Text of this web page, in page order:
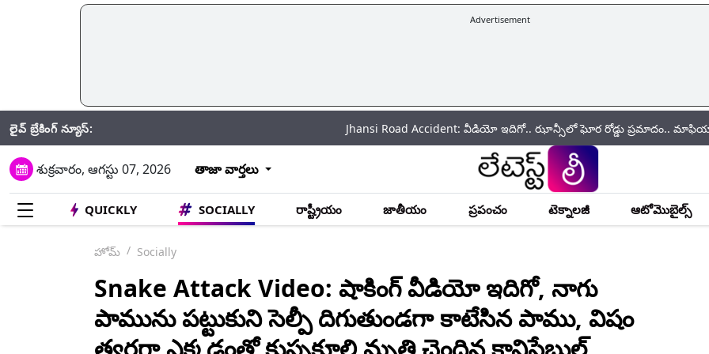
Advertisement
లైవ్ బ్రేకింగ్ న్యూస్: Jhansi Road Accident: వీడియో ఇదిగో.. ఝాన్సీలో ఘోర రోడ్డు ప్రమాదం.. మాఫియా డాన్ అతీక్
శుక్రవారం, ఆగస్టు 07, 2026 తాజా వార్తలు
QUICKLY SOCIALLY రాష్ట్రీయం జాతీయం ప్రపంచం టెక్నాలజీ ఆటోమొబైల్స్
హోమ్ Socially
Snake Attack Video: షాకింగ్ వీడియో ఇదిగో, నాగు
పామును పట్టుకుని సెల్పీ దిగుతుండగా కాటేసిన పాము, విషం